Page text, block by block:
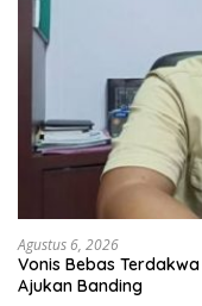
Agustus 6, 2026
Vonis Bebas
Ajukan Banding